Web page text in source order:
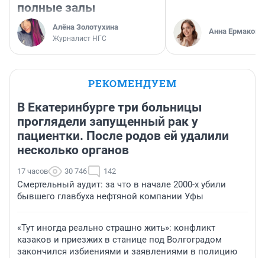
полные залы
Алёна Золотухина
Журналист НГС
Анна Ермакова
РЕКОМЕНДУЕМ
В Екатеринбурге три больницы
проглядели запущенный рак у
пациентки. После родов ей удалили
несколько органов
17 часов 30 746 142
Смертельный аудит: за что в начале 2000-х убили
бывшего главбуха нефтяной компании Уфы
«Тут иногда реально страшно жить»: конфликт
казаков и приезжих в станице под Волгоградом
закончился избиениями и заявлениями в полицию